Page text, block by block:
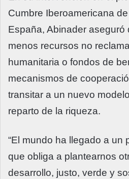
Cumbre Iberoamericana
España, Abinader
menos recursos no
humanitaria o fondos de
mecanismos de
transitar a un nuevo
reparto de la riqueza.
“El mundo ha llegado a un
que obliga a plantearnos
desarrollo, justo, verde y